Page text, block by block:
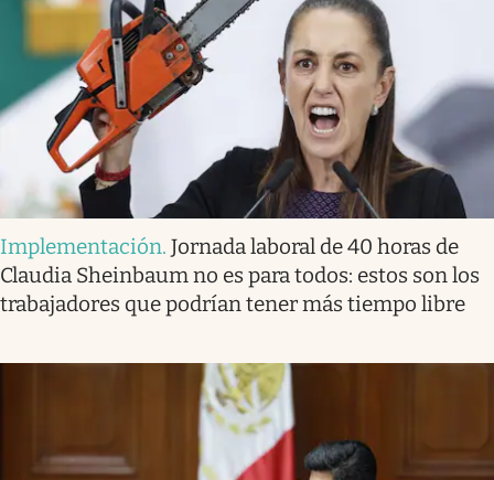
Implementación. Jornada laboral de 40 horas de
Claudia Sheinbaum no es para todos: estos son los
trabajadores que podrían tener más tiempo libre